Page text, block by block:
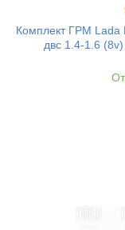
Комплект ГРМ Lada
двс 1.4-1.6